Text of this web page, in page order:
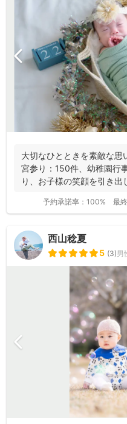
大切なひとときを素敵な思
宮参り：150件、幼稚園行
り、お子様の笑顔を引き
予約承諾率： 100% 最
西山稔夏
5 (3)男